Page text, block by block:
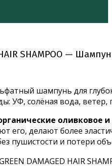
HAIR SHAMPOO —
шампунь для
УФ, солёная вода, ветер,
оливковое
его, делают более
пушистости и потери
DAMAGED HAIR